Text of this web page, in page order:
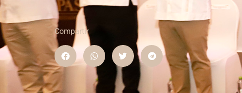
Compartir